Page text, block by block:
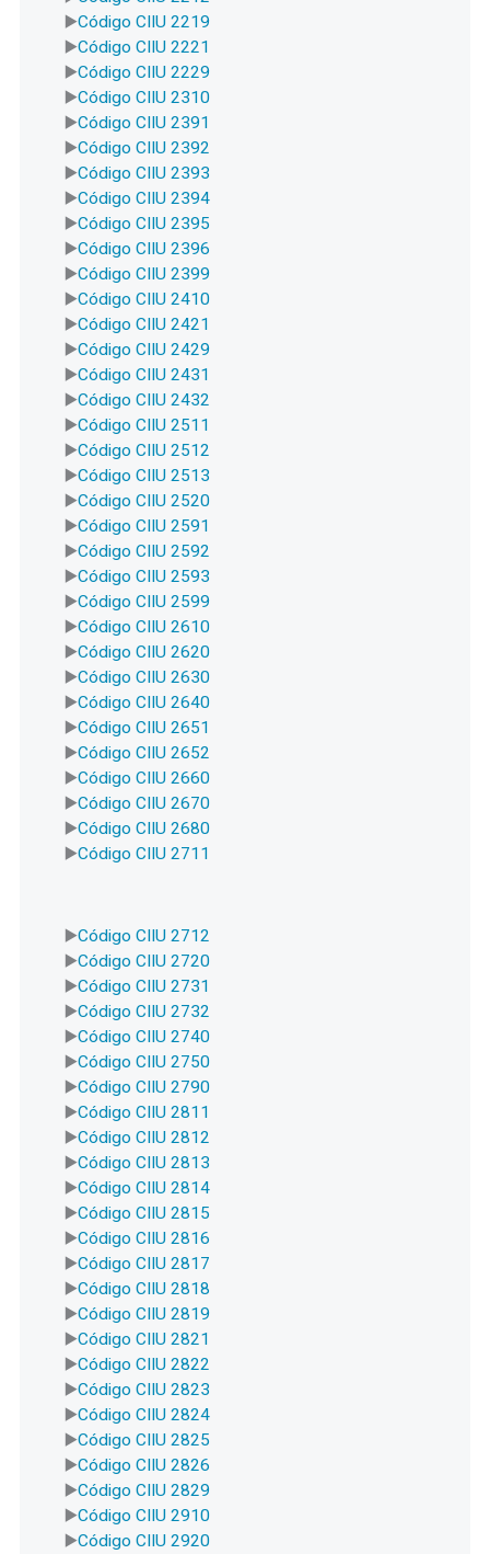
Código CIIU 2219
Código CIIU 2221
Código CIIU 2229
Código CIIU 2310
Código CIIU 2391
Código CIIU 2392
Código CIIU 2393
Código CIIU 2394
Código CIIU 2395
Código CIIU 2396
Código CIIU 2399
Código CIIU 2410
Código CIIU 2421
Código CIIU 2429
Código CIIU 2431
Código CIIU 2432
Código CIIU 2511
Código CIIU 2512
Código CIIU 2513
Código CIIU 2520
Código CIIU 2591
Código CIIU 2592
Código CIIU 2593
Código CIIU 2599
Código CIIU 2610
Código CIIU 2620
Código CIIU 2630
Código CIIU 2640
Código CIIU 2651
Código CIIU 2652
Código CIIU 2660
Código CIIU 2670
Código CIIU 2680
Código CIIU 2711
Código CIIU 2712
Código CIIU 2720
Código CIIU 2731
Código CIIU 2732
Código CIIU 2740
Código CIIU 2750
Código CIIU 2790
Código CIIU 2811
Código CIIU 2812
Código CIIU 2813
Código CIIU 2814
Código CIIU 2815
Código CIIU 2816
Código CIIU 2817
Código CIIU 2818
Código CIIU 2819
Código CIIU 2821
Código CIIU 2822
Código CIIU 2823
Código CIIU 2824
Código CIIU 2825
Código CIIU 2826
Código CIIU 2829
Código CIIU 2910
Código CIIU 2920